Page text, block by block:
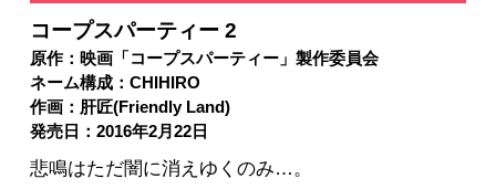
コープスパーティー 2
原作：映画「コープスパーティー」製作委員会
ネーム構成：CHIHIRO
作画：肝匠(Friendly Land)
発売日：2016年2月22日
悲鳴はただ闇に消えゆくのみ…。